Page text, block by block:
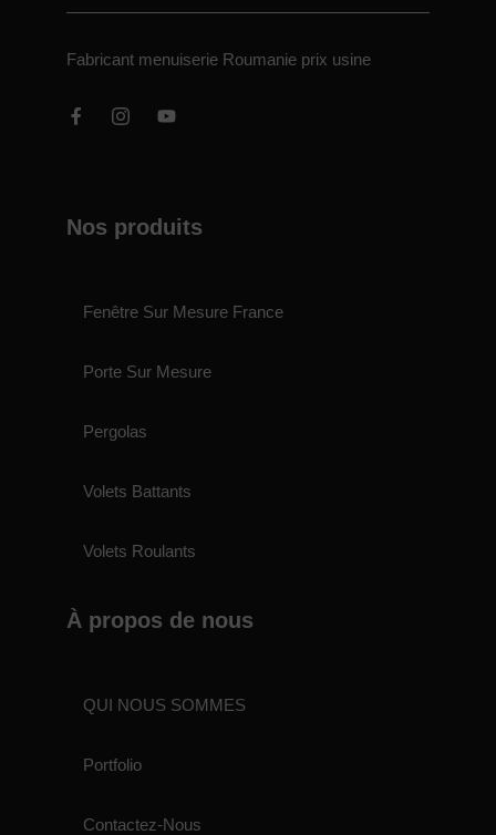
Fabricant menuiserie Roumanie prix usine
Nos produits
Fenêtre Sur Mesure France
Porte Sur Mesure
Pergolas
Volets Battants
Volets Roulants
À propos de nous
QUI NOUS SOMMES
Portfolio
Contactez-Nous